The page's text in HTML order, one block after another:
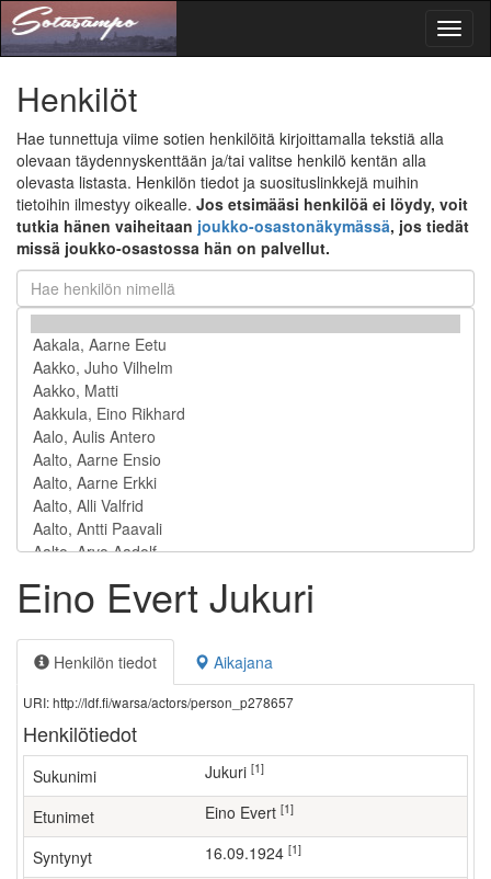
Henkilöt
Hae tunnettuja viime sotien henkilöitä kirjoittamalla tekstiä alla
olevaan täydennyskenttään ja/tai valitse henkilö kentän alla
olevasta listasta. Henkilön tiedot ja suosituslinkkejä muihin
tietoihin ilmestyy oikealle. Jos etsimääsi henkilöä ei löydy, voit
tutkia hänen vaiheitaan joukko-osastonäkymässä, jos tiedät
missä joukko-osastossa hän on palvellut.
Eino Evert Jukuri
Henkilön tiedot Aikajana
URI: http://ldf.fi/warsa/actors/person_p278657
Henkilötiedot
Sukunimi Jukuri [1]
Etunimet Eino Evert [1]
Syntynyt 16.09.1924 [1]